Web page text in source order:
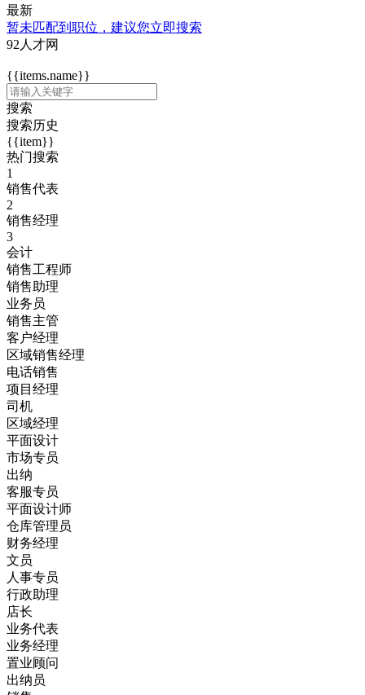
最新
暂未匹配到职位，建议您立即搜索
92人才网
{{items.name}}
搜索
搜索历史
{{item}}
热门搜索
1
销售代表
2
销售经理
3
会计
销售工程师
销售助理
业务员
销售主管
客户经理
区域销售经理
电话销售
项目经理
司机
区域经理
平面设计
市场专员
出纳
客服专员
平面设计师
仓库管理员
财务经理
文员
人事专员
行政助理
店长
业务代表
业务经理
置业顾问
出纳员